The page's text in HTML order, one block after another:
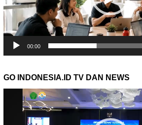
00:00
GO INDONESIA.ID TV DAN NEWS
Pemutar